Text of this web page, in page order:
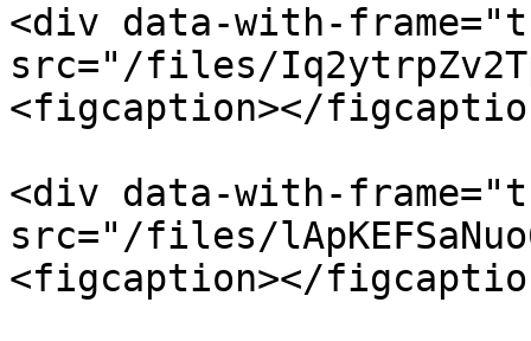
<div data-with-
src="/files/
<figcaption></
<div data-with-
src="/files/
<figcaption></